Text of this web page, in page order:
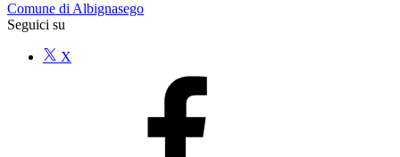
Comune di Albignasego
Seguici su
X